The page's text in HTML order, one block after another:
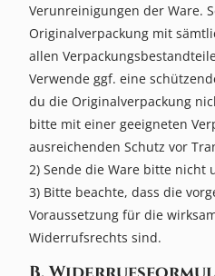
Verunreinigungen der Ware.
Originalverpackung mit
allen
Verwende ggf. eine
du die Originalverpackung
bitte mit einer geeigneten
ausreichenden Schutz vor
2) Sende die Ware bitte nicht
3) Bitte beachte, dass die
Voraussetzung für die
Widerrufsrechts sind.